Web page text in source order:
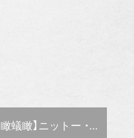
記事 :
ニットー ・藤澤秀行社長 一般の人に広く知ってもらうこと必要